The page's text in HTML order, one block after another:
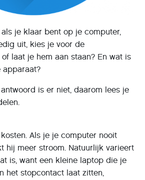
je klaar bent op je computer,
uit, kies je voor de
laat je hem aan staan? En wat is
apparaat?
is er niet, daarom lees je
Als je je computer nooit
hij meer stroom. Natuurlijk varieert
is, want een kleine laptop die je
het stopcontact laat zitten,